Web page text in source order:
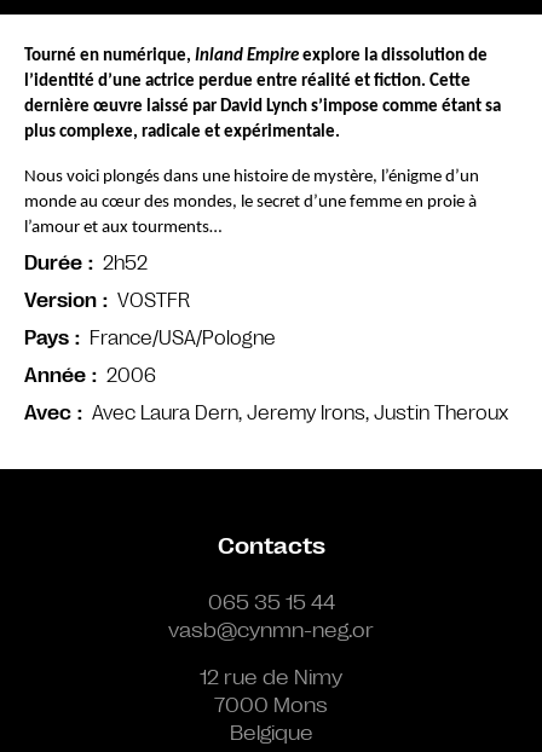
Avec Avec Laura Dern, Jeremy Irons, Justin Theroux
Tourné en numérique, Inland Empire explore la dissolution de
l’identité d’une actrice perdue entre réalité et fiction. Cette
dernière œuvre laissé par David Lynch s’impose comme étant sa
plus complexe, radicale et expérimentale.
Nous voici plongés dans une histoire de mystère, l’énigme d’un
monde au cœur des mondes, le secret d’une femme en proie à
l’amour et aux tourments…
Durée
2h52
Version
VOSTFR
Pays
France/USA/Pologne
Année
2006
Contacts
065 35 15 44
vasb@cynmn-neg.or
12 rue de Nimy
7000 Mons
Belgique